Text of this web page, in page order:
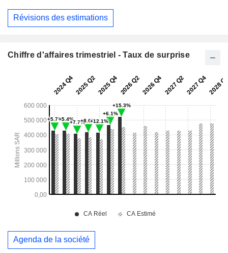
Révisions des estimations
Chiffre d'affaires trimestriel - Taux de surprise
Agenda de la société